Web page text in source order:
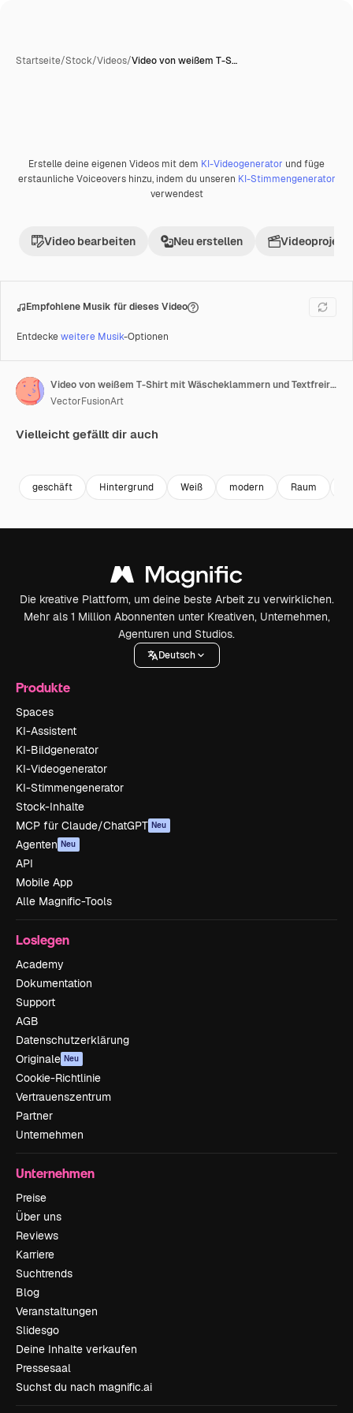
Startseite/Stock/Videos/Video von weißem T-S…
PremiumKI-generiert
Erstelle deine eigenen Videos mit dem KI-Videogenerator und füge
erstaunliche Voiceovers hinzu, indem du unseren KI-Stimmengenerator
verwendest
Video bearbeiten Neu erstellen Videoprojekt
Empfohlene Musik für dieses Video
Entdeckeweitere Musik-Optionen
Video von weißem T-Shirt mit Wäscheklammern und Textfreiraum auf grauem Hintergrund
VectorFusionArt
Vielleicht gefällt dir auch
geschäft Hintergrund Weiß modern Raum
Die kreative Plattform, um deine beste Arbeit zu verwirklichen.
Mehr als 1 Million Abonnenten unter Kreativen, Unternehmen,
Agenturen und Studios.
Deutsch
Produkte
Spaces
KI-Assistent
KI-Bildgenerator
KI-Videogenerator
KI-Stimmengenerator
Stock-Inhalte
MCP für Claude/ChatGPT Neu
Agenten Neu
API
Mobile App
Alle Magnific-Tools
Loslegen
Academy
Dokumentation
Support
AGB
Datenschutzerklärung
Originale Neu
Cookie-Richtlinie
Vertrauenszentrum
Partner
Unternehmen
Unternehmen
Preise
Über uns
Reviews
Karriere
Suchtrends
Blog
Veranstaltungen
Slidesgo
Deine Inhalte verkaufen
Pressesaal
Suchst du nach magnific.ai